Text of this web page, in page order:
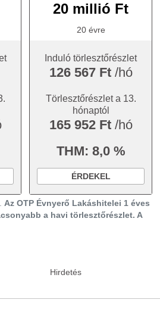
20 millió Ft
20 évre
Induló törlesztőrészlet
126 567 Ft /hó
Törlesztőrészlet a 13.
hónaptól
165 952 Ft /hó
THM: 8,0 %
ÉRDEKEL
Az OTP Évnyerő Lakáshitelei 1 éves
a havi törlesztőrészlet. A